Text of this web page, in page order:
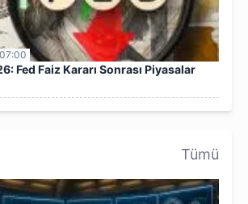
Fed Faiz Kararı Sonrası Piyasalar
Tümü